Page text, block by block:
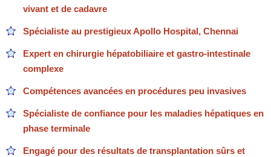
vivant et de cadavre
Spécialiste au prestigieux Apollo Hospital, Chennai
Expert en chirurgie hépatobiliaire et gastro-intestinale
complexe
Compétences avancées en procédures peu invasives
Spécialiste de confiance pour les maladies hépatiques en
phase terminale
Engagé pour des résultats de transplantation sûrs et